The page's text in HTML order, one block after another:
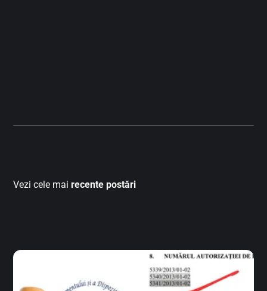
Vezi cele mairecente postări